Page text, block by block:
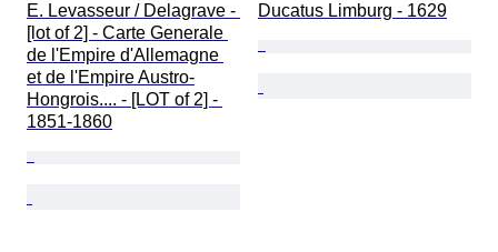
E. Levasseur / Delagrave -
[lot of 2] - Carte Generale
de l'Empire d'Allemagne
et de l'Empire Austro-
Hongrois.... - [LOT of 2] -
1851-1860
Ducatus Limburg - 1629